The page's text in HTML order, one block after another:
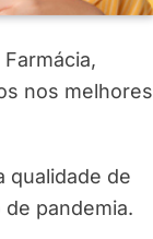
nos melhores
qualidade de
pandemia.